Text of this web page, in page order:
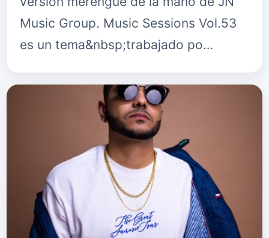
Music Group. Music Sessions Vol.53
es un tema&nbsp;trabajado po…